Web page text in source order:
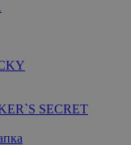
SECRET